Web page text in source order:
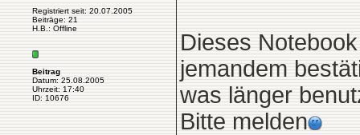
Registriert seit: 20.07.2005
Beiträge: 21
H.B.: Offline
Beitrag
Datum: 25.08.2005
Uhrzeit: 17:40
ID: 10676
Dieses
jemandem
was länger
Bitte melden